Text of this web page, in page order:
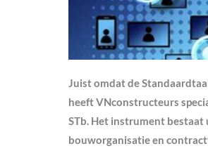
Juist omdat de
heeft VNconstructeurs
STb. Het instrument bestaat
bouworganisatie en